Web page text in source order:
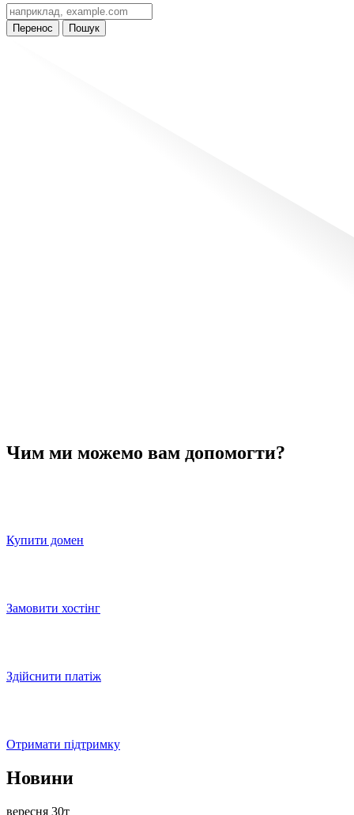
Перенос Пошук
Чим ми можемо вам допомогти?
Купити домен
Замовити хостінг
Здійснити платіж
Отримати підтримку
Новини
вересня 30т